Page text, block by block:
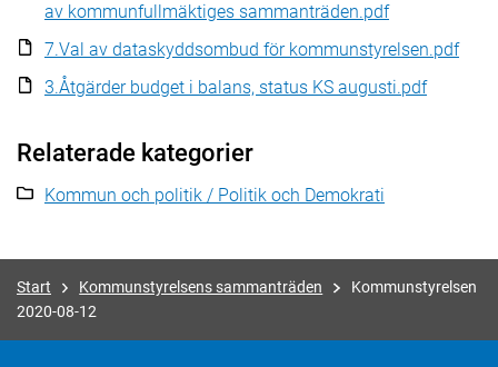
av kommunfullmäktiges sammanträden.pdf
7.Val av dataskyddsombud för kommunstyrelsen.pdf
3.Åtgärder budget i balans, status KS augusti.pdf
Relaterade kategorier
Kommun och politik / Politik och Demokrati
Start Kommunstyrelsens sammanträden
Kommunstyrelsen
2020-08-12